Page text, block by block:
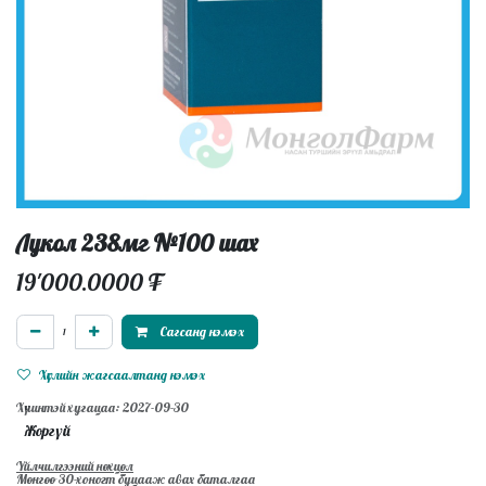
Лукол 238мг №100 шах
19'000.0000₮
Сагсанд нэмэх
Хүслийн жагсаалтанд нэмэх
Хүчинтэй хугацаа: 2027-09-30
Жоргүй
Үйлчилгээний нөхцөл
Мөнгөө 30-хоногт буцааж авах баталгаа